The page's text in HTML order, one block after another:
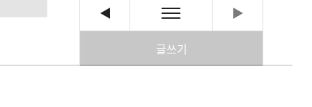
글쓰기